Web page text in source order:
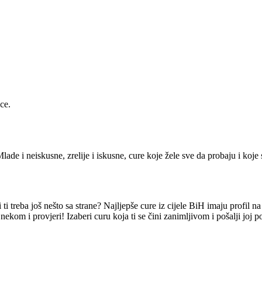
i neiskusne, zrelije i iskusne, cure koje žele sve da probaju i
treba još nešto sa strane? Najljepše cure iz cijele BiH imaju profil
i provjeri! Izaberi curu koja ti se čini zanimljivom i pošalji joj